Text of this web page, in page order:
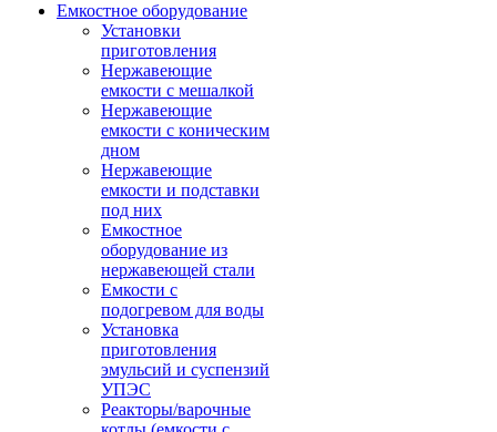
Емкостное оборудование
Установки
приготовления
Нержавеющие
емкости с мешалкой
Нержавеющие
емкости с коническим
дном
Нержавеющие
емкости и подставки
под них
Емкостное
оборудование из
нержавеющей стали
Емкости с
подогревом для воды
Установка
приготовления
эмульсий и суспензий
УПЭС
Реакторы/варочные